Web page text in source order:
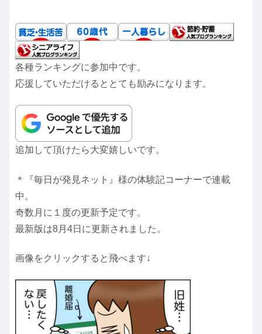
各種ランキングに参加中です。
応援していただけるととても励みになります。
追加して頂けたら大変嬉しいです。
＊『毎日が発見ネット』様の体験記コーナーで連載
中。
奇数月に１度の更新予定です。
最新版は8月4日に更新されました。
画像をクリックすると飛べます↓